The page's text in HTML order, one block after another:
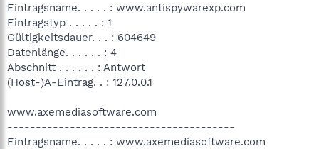
Eintragsname. . . . . : www.antispywarexp.com
Eintragstyp . . . . . : 1
Gültigkeitsdauer. . . : 604649
Datenlänge. . . . . . : 4
Abschnitt . . . . . . : Antwort
(Host-)A-Eintrag. . : 127.0.0.1
www.axemediasoftware.com
----------------------------------------
Eintragsname. . . . . : www.axemediasoftware.com